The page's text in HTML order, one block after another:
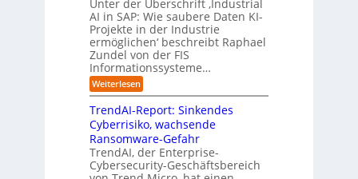
e
r
u
n
g
o
y
s
t
e
m
v
o
n
F
o
r
e
i
t
e
r
a
u
e
n
g
e
g
e
n
ü
b
e
r
l
f
t
b
e
i
d
e
r
O
r
Unter der Überschrift ‚Industrial
AI in SAP: Wie saubere Daten KI-
Projekte in der Industrie
ermöglichen‘ beschreibt Raphael
Zundel von der FIS
Informationssysteme…
Weiterlesen:
I
n
d
u
s
t
r
i
TrendAI-Report: Sinkendes
Cyberrisiko, wachsende
Ransomware-Gefahr
TrendAI, der Enterprise-
Cybersecurity-Geschäftsbereich